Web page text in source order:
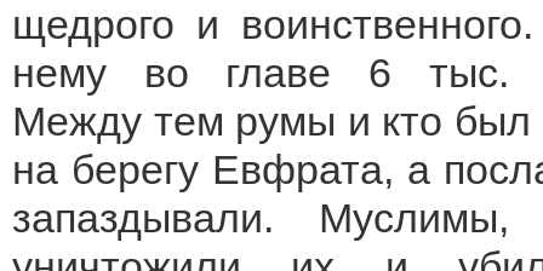
щедрого и
нему во главе 6 тыс.
Между тем румы и кто
на берегу Евфрата, а
запаздывали.